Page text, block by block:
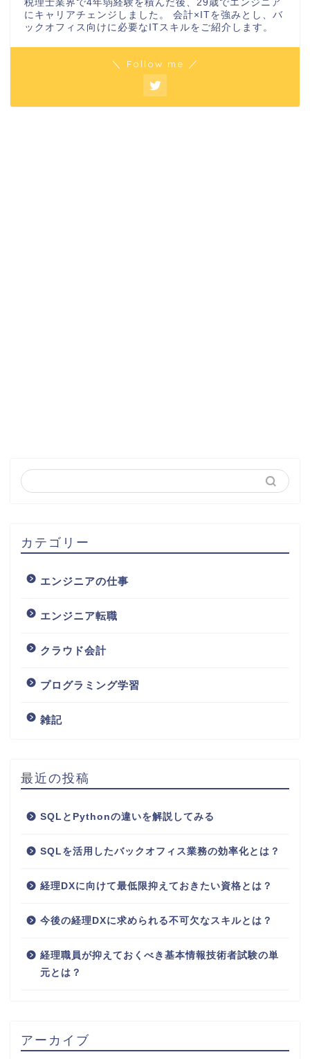
税理士業界で4年弱経験を積んだ後、29歳でエンジニア
にキャリアチェンジしました。 会計×ITを強みとし、バ
ックオフィス向けに必要なITスキルをご紹介します。
＼ Follow me ／
カテゴリー
エンジニアの仕事
エンジニア転職
クラウド会計
プログラミング学習
雑記
最近の投稿
SQLとPythonの違いを解説してみる
SQLを活用したバックオフィス業務の効率化とは？
経理DXに向けて最低限抑えておきたい資格とは？
今後の経理DXに求められる不可欠なスキルとは？
経理職員が抑えておくべき基本情報技術者試験の単
元とは？
アーカイブ